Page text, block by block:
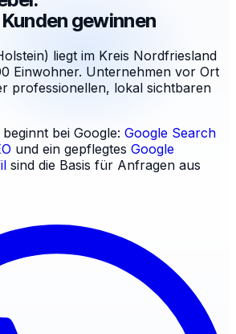
gewinnen
liegt im Kreis Nordfriesland
Einwohner. Unternehmen vor Ort
professionellen, lokal sichtbaren
bei Google: Google Search
und ein gepflegtes Google
sind die Basis für Anfragen aus